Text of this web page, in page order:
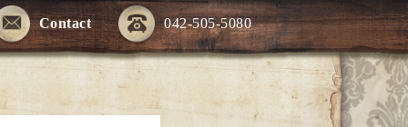
042-505-5080
Contact